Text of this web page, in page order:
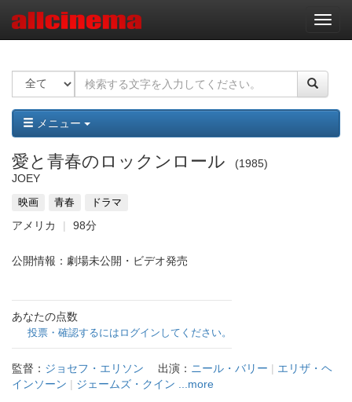
ナ
ビ
ー
ョ
ン
メニュー
愛と青春のロックンロール
1985
JOEY
映画 青春 ドラマ
アメリカ 98分
公開情報：劇場未公開・ビデオ発売
あなたの点数
投票・確認するにはログインしてください。
監督： ジョセフ・エリソン 出演： ニール・バリー | エリザ・ヘ
インソーン | ジェームズ・クイン ...more